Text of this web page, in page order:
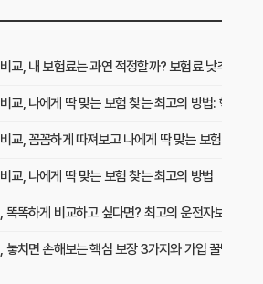
교, 내 보험료는 과연 적정할까? 보험료 낮추는 핵
교, 나에게 딱 맞는 보험 찾는 최고의 방법: 핵심 비
교, 꼼꼼하게 따져보고 나에게 딱 맞는 보험 찾는
교, 나에게 딱 맞는 보험 찾는 최고의 방법
똑하게 비교하고 싶다면? 최고의 운전자보험비교
치면 손해보는 핵심 보장 3가지와 가입 꿀팁